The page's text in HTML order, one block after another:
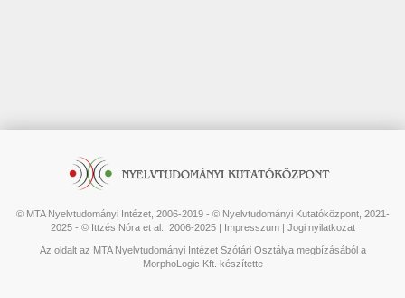
© MTA Nyelvtudományi Intézet, 2006-2019 - © Nyelvtudományi Kutatóközpont, 2021-
2025 - © Ittzés Nóra et al., 2006-2025 | Impresszum| Jogi nyilatkozat
Az oldalt az MTA Nyelvtudományi Intézet Szótári Osztálya megbízásából a
MorphoLogic Kft. készítette